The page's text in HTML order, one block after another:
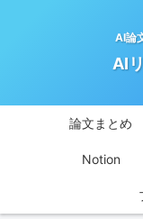
AI論
AI
論文まとめ
Notion